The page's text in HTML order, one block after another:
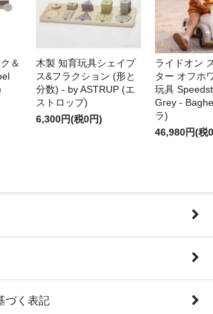
＆
木製 知育玩具シェイプ
ス&フラクション (形と
分数) - by ASTRUP (エ
ストロップ)
6,300円(税0円)
ライドオン
ター オフホ
玩具
Grey -
ラ)
46,980円(税
づく表記